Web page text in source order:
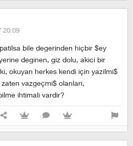
20:09
bile degerinden hiçbir $ey
deginen, giz dolu, akici bir
okuyan herkes kendi için yazilmi$
vazgeçmi$ olanlari,
ihtimali vardir?